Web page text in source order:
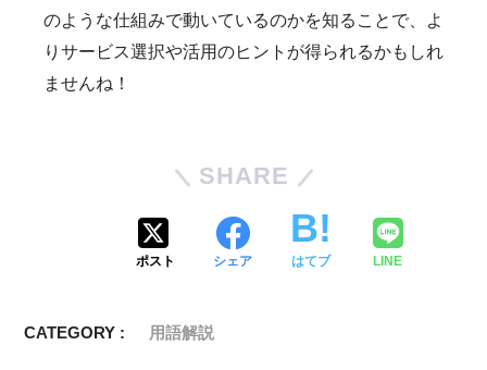
のような仕組みで動いているのかを知ることで、よ
りサービス選択や活用のヒントが得られるかもしれ
ませんね！
SHARE
ポスト シェア はてブ LINE
CATEGORY : 用語解説